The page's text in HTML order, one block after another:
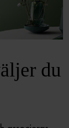
du